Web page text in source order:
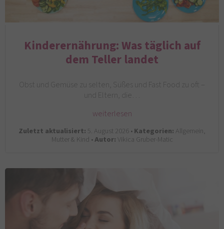
Kinderernährung: Was täglich auf
dem Teller landet
Obst und Gemüse zu selten, Süßes und Fast Food zu oft –
und Eltern, die…
weiterlesen
Zuletzt aktualisiert: 5. August 2026 •Kategorien: Allgemein,
Mutter & Kind •Autor:Vikica Gruber-Matic